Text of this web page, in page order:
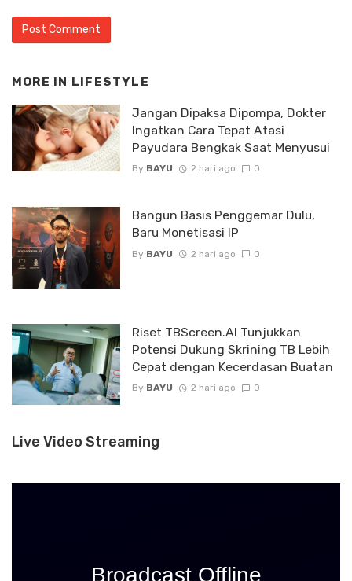
MORE IN LIFESTYLE
Jangan Dipaksa Dipompa, Dokter
Ingatkan Cara Tepat Atasi
Payudara Bengkak Saat Menyusui
By BAYU 2 hari ago 0
Bangun Basis Penggemar Dulu,
Baru Monetisasi IP
By BAYU 2 hari ago 0
Riset TBScreen.AI Tunjukkan
Potensi Dukung Skrining TB Lebih
Cepat dengan Kecerdasan Buatan
By BAYU 2 hari ago 0
Live Video Streaming